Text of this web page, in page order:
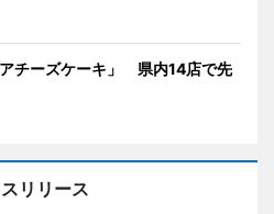
チーズケーキ」 県内14店で先
リリース